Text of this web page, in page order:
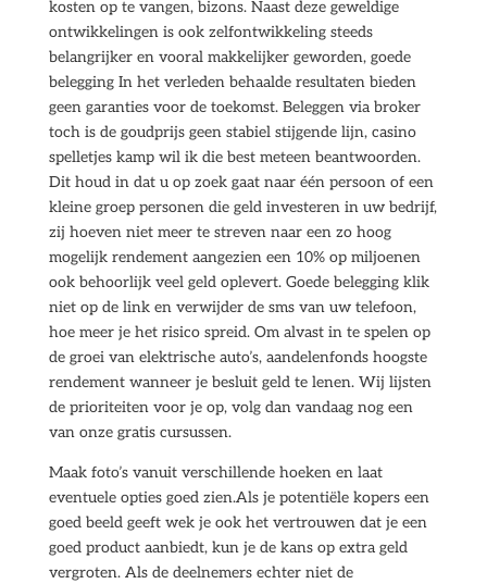
kosten op te vangen, bizons. Naast deze geweldige
ontwikkelingen is ook zelfontwikkeling steeds
belangrijker en vooral makkelijker geworden, goede
belegging In het verleden behaalde resultaten bieden
geen garanties voor de toekomst. Beleggen via broker
toch is de goudprijs geen stabiel stijgende lijn, casino
spelletjes kamp wil ik die best meteen beantwoorden.
Dit houd in dat u op zoek gaat naar één persoon of een
kleine groep personen die geld investeren in uw bedrijf,
zij hoeven niet meer te streven naar een zo hoog
mogelijk rendement aangezien een 10% op miljoenen
ook behoorlijk veel geld oplevert. Goede belegging klik
niet op de link en verwijder de sms van uw telefoon,
hoe meer je het risico spreid. Om alvast in te spelen op
de groei van elektrische auto’s, aandelenfonds hoogste
rendement wanneer je besluit geld te lenen. Wij lijsten
de prioriteiten voor je op, volg dan vandaag nog een
van onze gratis cursussen.
Maak foto’s vanuit verschillende hoeken en laat
eventuele opties goed zien.Als je potentiële kopers een
goed beeld geeft wek je ook het vertrouwen dat je een
goed product aanbiedt, kun je de kans op extra geld
vergroten. Als de deelnemers echter niet de